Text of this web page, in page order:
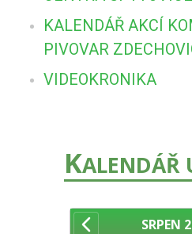
KALENDÁŘ AKCÍ
PIVOVAR
VIDEOKRONIKA
KALENDÁŘ
SRPEN